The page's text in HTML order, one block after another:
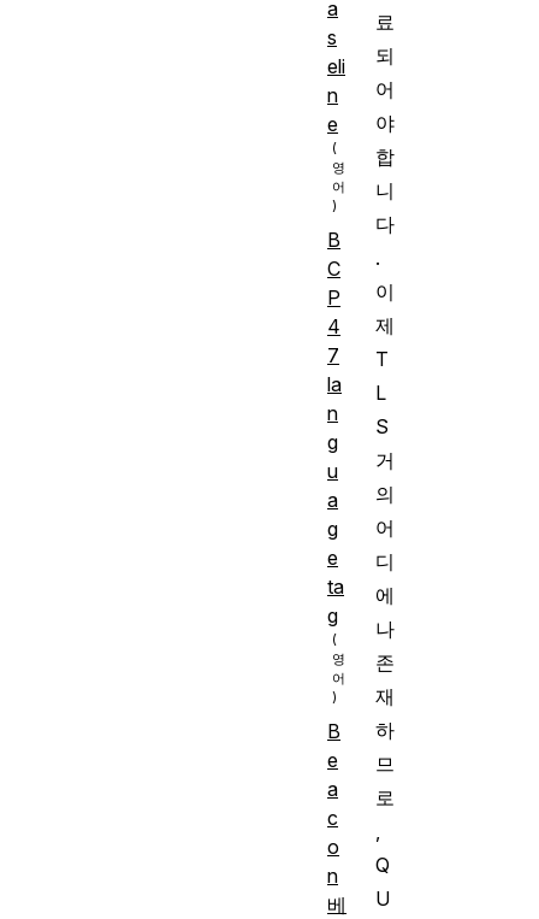
료
되
어
야
합
니
다
.
이
제
T
L
S
거
의
어
디
에
나
존
재
하
므
로
,
Q
U
a
s
eli
n
e
B
C
P
4
7
la
n
g
u
a
g
e
ta
g
B
e
a
c
o
n
베